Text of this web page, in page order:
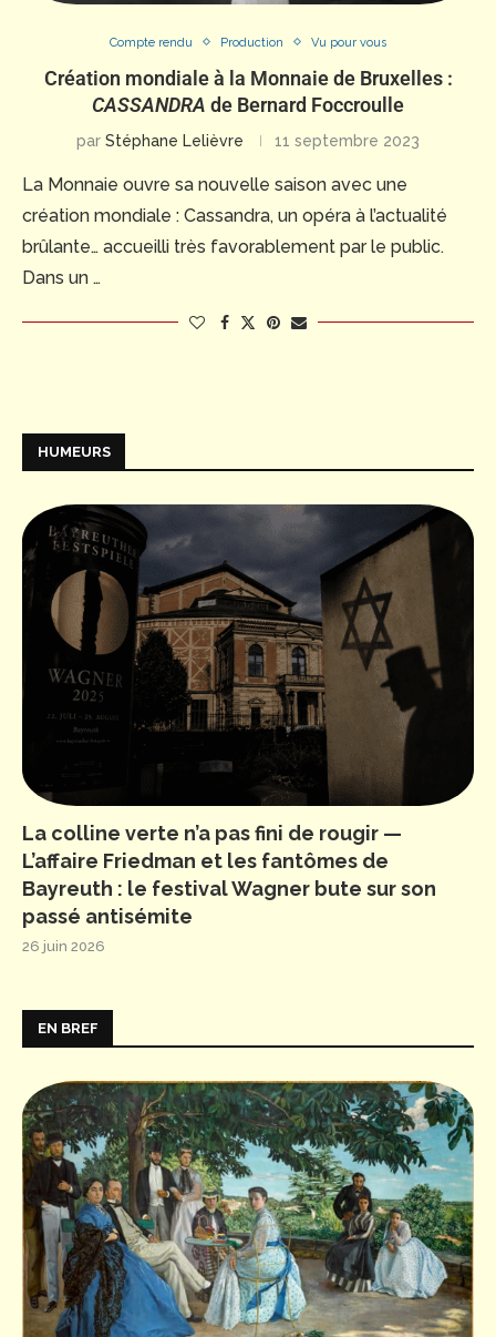
Compte rendu Production Vu pour vous
Création mondiale à la Monnaie de Bruxelles :
CASSANDRA de Bernard Foccroulle
par Stéphane Lelièvre 11 septembre 2023
La Monnaie ouvre sa nouvelle saison avec une
création mondiale : Cassandra, un opéra à l’actualité
brûlante… accueilli très favorablement par le public.
Dans un …
HUMEURS
La colline verte n’a pas fini de rougir —
L’affaire Friedman et les fantômes de
Bayreuth : le festival Wagner bute sur son
passé antisémite
26 juin 2026
EN BREF